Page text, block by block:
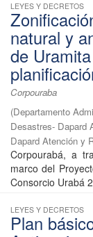
LEYES Y DECRETOS
natural y
de
Corpouraba
(Departamento
Desastres- Dapard
Dapard Atención y
Corpourabá, a
marco del
Consorcio Urabá
LEYES Y DECRETOS
Plan